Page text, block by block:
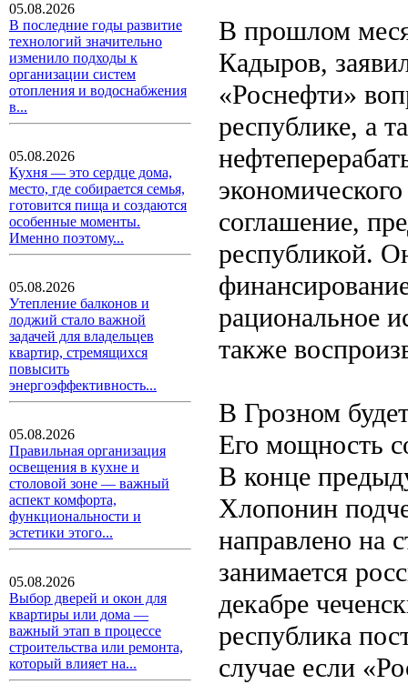
05.08.2026
В последние годы развитие
технологий значительно
изменило подходы к
организации систем
отопления и водоснабжения
в...
05.08.2026
Кухня — это сердце дома,
место, где собирается семья,
готовится пища и создаются
особенные моменты.
Именно поэтому...
05.08.2026
Утепление балконов и
лоджий стало важной
задачей для владельцев
квартир, стремящихся
повысить
энергоэффективность...
05.08.2026
Правильная организация
освещения в кухне и
столовой зоне — важный
аспект комфорта,
функциональности и
эстетики этого...
05.08.2026
Выбор дверей и окон для
квартиры или дома —
важный этап в процессе
строительства или ремонта,
который влияет на...
В прошлом
Кадыров,
«Роснефти»
республике, а
соглашение,
республикой.
рациональное
также
В Грозном
Его мощность
В конце
Хлопонин
направлено на
занимается
декабре
республика
случае если